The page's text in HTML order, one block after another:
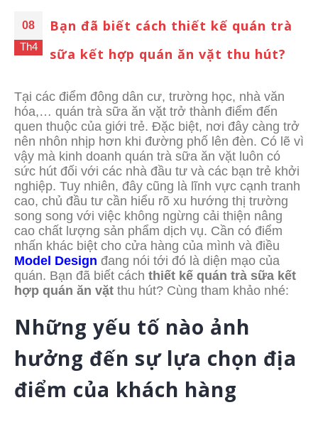
08
Th4
Bạn đã biết cách thiết kế quán trà
sữa kết hợp quán ăn vặt thu hút?
Tại các điểm đông dân cư, trường học, nhà văn
hóa,… quán trà sữa ăn vặt trở thành điểm đến
quen thuộc của giới trẻ. Đặc biệt, nơi đây càng trở
nên nhôn nhịp hơn khi đường phố lên đèn. Có lẽ vì
vậy mà kinh doanh quán trà sữa ăn vặt luôn có
sức hút đối với các nhà đầu tư và các bạn trẻ khởi
nghiệp. Tuy nhiên, đây cũng là lĩnh vực cạnh tranh
cao, chủ đầu tư cần hiểu rõ xu hướng thị trường
song song với việc không ngừng cải thiện nâng
cao chất lượng sản phẩm dịch vụ. Cần có điểm
nhấn khác biệt cho cửa hàng của mình và điều
Model Design đang nói tới đó là diện mạo của
quán. Bạn đã biết cách thiết kế quán trà sữa kết
hợp quán ăn vặt thu hút? Cùng tham khảo nhé:
Những yếu tố nào ảnh
hưởng đến sự lựa chọn địa
điểm của khách hàng